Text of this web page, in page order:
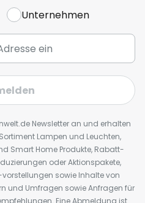
Unternehmen
Newsletter an und erhalten
Lampen und Leuchten,
Smart Home Produkte, Rabatt-
oder Aktionspakete,
sowie Inhalte von
und Umfragen sowie Anfragen für
Eine Abmeldung ist